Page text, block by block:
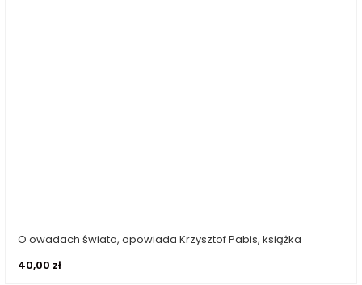
Dodaj do koszyka
O owadach świata, opowiada Krzysztof Pabis, książka
40,00 zł